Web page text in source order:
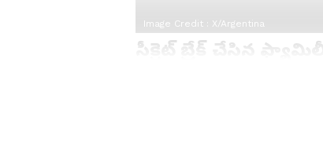
Image Credit : X/Argentina
సీక్రెట్ బ్రేక్ చేసిన ఫ్యామిలీ